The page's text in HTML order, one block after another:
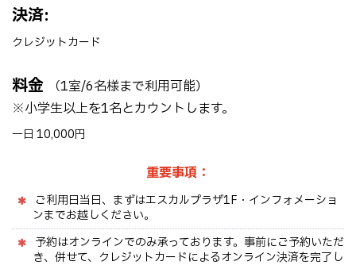
決済:
クレジットカード
料金
（1室/6名様まで利用可能）
※小学生以上を1名とカウントします。
一日 10,000円
重要事項：
ご利用日当日、まずはエスカルプラザ1F・インフォメーショ
ンまでお越しください。
予約はオンラインでのみ承っております。事前にご予約いただ
き、併せて、クレジットカードによるオンライン決済を完了し